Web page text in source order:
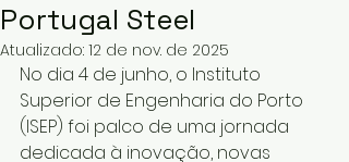
Portugal Steel
Atualizado: 12 de nov. de 2025
No dia 4 de junho, o Instituto
Superior de Engenharia do Porto
(ISEP) foi palco de uma jornada
dedicada à inovação, novas